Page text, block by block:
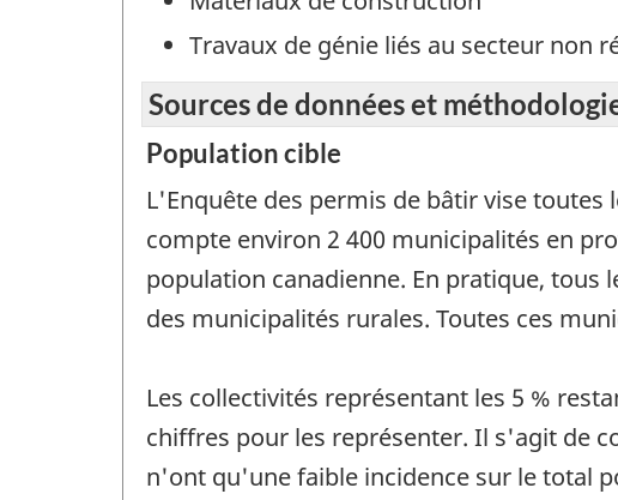
Travaux de génie liés au secteur non
Sources de données et
Population cible
L'Enquête des permis de bâtir vise
compte environ 2 400 municipalités en
population canadienne. En pratique,
des municipalités rurales. Toutes ces
Les collectivités représentant les 5 %
chiffres pour les représenter. Il s'agit de
n'ont qu'une faible incidence sur le total